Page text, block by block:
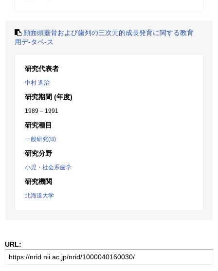
顔面頭蓋骨および歯列の三次元的成長発育に関する教育
用デ-タベ-ス
研究代表者
中村 進治
研究期間 (年度)
1989 – 1991
研究種目
一般研究(B)
研究分野
小児・社会系歯学
研究機関
北海道大学
URL: